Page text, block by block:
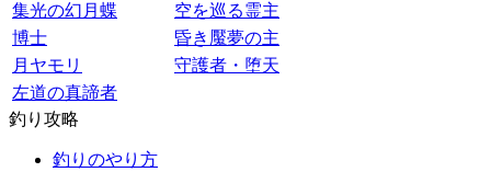
集光の幻月蝶
空を巡る霊主
博士
昏き魘夢の主
月ヤモリ
守護者・堕天
左道の真諦者
釣り攻略
釣りのやり方